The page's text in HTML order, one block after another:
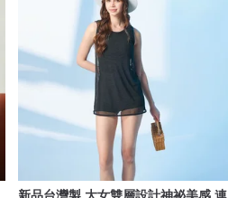
新品台灣製 大女雙層設計神祕美感 連